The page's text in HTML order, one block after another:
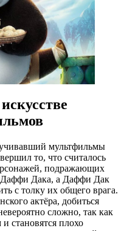
мультфильмы
то, что считалось
подражающих
Даффи Дака, а Даффи Дак
с толку их общего врага.
актёра, добиться
сложно, так как
становятся плохо